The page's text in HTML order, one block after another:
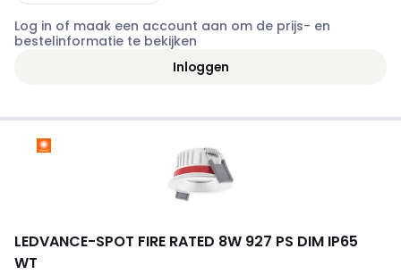
Log in of maak een account aan om de prijs- en
bestelinformatie te bekijken
Inloggen
LEDVANCE-SPOT FIRE RATED 8W 927 PS DIM IP65
WT